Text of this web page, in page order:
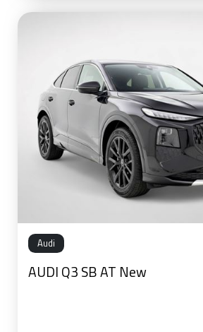
Audi
AUDI Q3 SB AT New